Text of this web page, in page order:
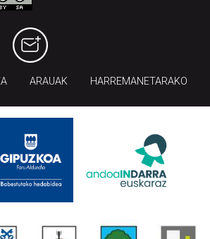
ARAUAK HARREMANETARAKO